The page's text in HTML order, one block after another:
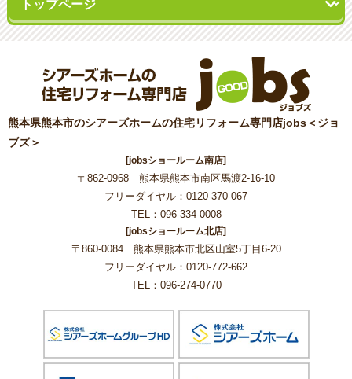
熊本県熊本市のシアーズホームの住宅リフォーム専門店jobs＜ジョ
ブズ＞
[jobsショールーム南店]
〒862-0968 熊本県熊本市南区馬渡2-16-10
フリーダイヤル：0120-370-067
TEL：096-334-0008
[jobsショールーム北店]
〒860-0084 熊本県熊本市北区山室5丁目6-20
フリーダイヤル：0120-772-662
TEL：096-274-0770